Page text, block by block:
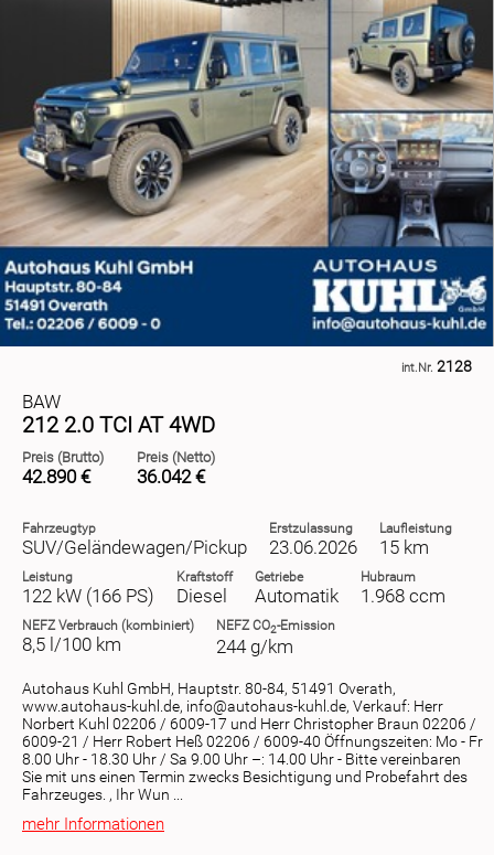
int.Nr. 2128
BAW
212 2.0 TCI AT 4WD
Preis (Brutto)
42.890 €
Preis (Netto)
36.042 €
Fahrzeugtyp
SUV/Geländewagen/Pickup
Erstzulassung
23.06.2026
Laufleistung
15 km
Leistung
122 kW (166 PS)
Kraftstoff
Diesel
Getriebe
Automatik
Hubraum
1.968 ccm
NEFZVerbrauch (kombiniert)
8,5 l/100 km
NEFZCO2-Emission
244 g/km
Autohaus Kuhl GmbH, Hauptstr. 80-84, 51491 Overath,
www.autohaus-kuhl.de, info@autohaus-kuhl.de, Verkauf: Herr
Norbert Kuhl 02206 / 6009-17 und Herr Christopher Braun 02206 /
6009-21 / Herr Robert Heß 02206 / 6009-40 Öffnungszeiten: Mo - Fr
8.00 Uhr - 18.30 Uhr / Sa 9.00 Uhr –: 14.00 Uhr - Bitte vereinbaren
Sie mit uns einen Termin zwecks Besichtigung und Probefahrt des
Fahrzeuges. , Ihr Wun ...
mehr Informationen